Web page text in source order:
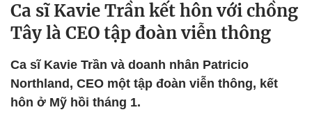
Ca sĩ Kavie Trần kết hôn với chồng
Tây là CEO tập đoàn viễn thông
Ca sĩ Kavie Trần và doanh nhân Patricio
Northland, CEO một tập đoàn viễn thông, kết
hôn ở Mỹ hồi tháng 1.